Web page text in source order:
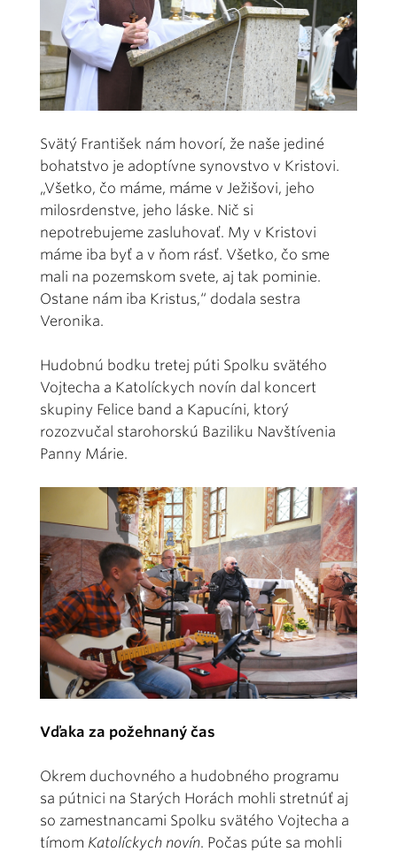
Svätý František nám hovorí, že naše jediné
bohatstvo je adoptívne synovstvo v Kristovi.
„Všetko, čo máme, máme v Ježišovi, jeho
milosrdenstve, jeho láske. Nič si
nepotrebujeme zasluhovať. My v Kristovi
máme iba byť a v ňom rásť. Všetko, čo sme
mali na pozemskom svete, aj tak pominie.
Ostane nám iba Kristus,“ dodala sestra
Veronika.
Hudobnú bodku tretej púti Spolku svätého
Vojtecha a Katolíckych novín dal koncert
skupiny Felice band a Kapucíni, ktorý
rozozvučal starohorskú Baziliku Navštívenia
Panny Márie.
Vďaka za požehnaný čas
Okrem duchovného a hudobného programu
sa pútnici na Starých Horách mohli stretnúť aj
so zamestnancami Spolku svätého Vojtecha a
tímom Katolíckych novín. Počas púte sa mohli